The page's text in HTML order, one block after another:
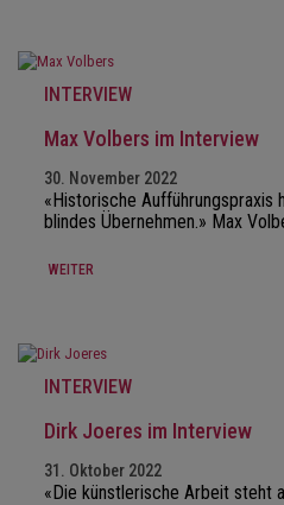
INTERVIEW
Max Volbers im Interview
30. November 2022
«Historische Aufführungspraxis
blindes Übernehmen.» Max
WEITER
INTERVIEW
Dirk Joeres im Interview
31. Oktober 2022
«Die künstlerische Arbeit steht